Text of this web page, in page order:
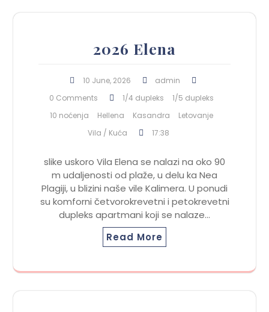
2026 Elena
10 June, 2026
admin
0 Comments
1/4 dupleks
1/5 dupleks
10 noćenja
Hellena Kasandra
Letovanje
Vila / Kuća
17:38
slike uskoro Vila Elena se nalazi na oko 90
m udaljenosti od plaže, u delu ka Nea
Plagiji, u blizini naše vile Kalimera. U ponudi
su komforni četvorokrevetni i petokrevetni
dupleks apartmani koji se nalaze…
Read More